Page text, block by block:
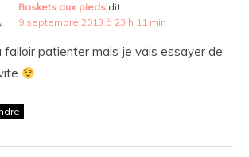
Baskets aux pieds dit :
9 septembre 2013 à 23 h 11 min
falloir patienter mais je vais essayer de